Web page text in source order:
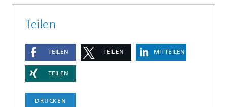
Teilen
TEILEN TEILEN MITTEILEN
TEILEN
DRUCKEN